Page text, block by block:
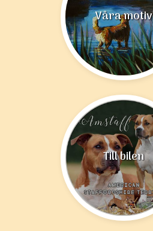
Våra motiv
Till bilen